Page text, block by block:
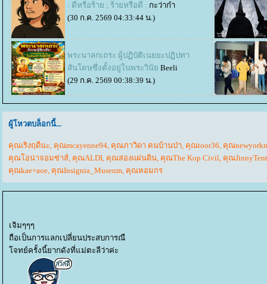
: ดีหรือร้าย ; ร้ายหรือดี : กะว่าก๋า
(30 ก.ค. 2569 04:33:44 น.)
พระนาลกเถระ ผู้ปฏิบัติเนยยะปฏิปทา
สันโดษซึ่งตั้งอยู่ในพระวินั Beeli
(29 ก.ค. 2569 00:38:39 น.)
ผู้โหวตบล็อกนี้...
คุณเริงฤดีนะ, คุณmcayenne94, คุณภาวิดา คนบ้านป่า, คุณtoor36, คุณ
คุณโอน่าจอมซ่าส์, คุณALDI, คุณสองแผ่นดิน, คุณThe Kop Civil, คุณJinnyTent
คุณkae+aoe, คุณInsignia_Museum, คุณหอมกร
เจิมๆๆๆ
ถือเป็นการแลกเปลี่ยนประสบการณื
จทย์ครั้งนี้ยากดังที่แม่ตะลีว่าค่ะ